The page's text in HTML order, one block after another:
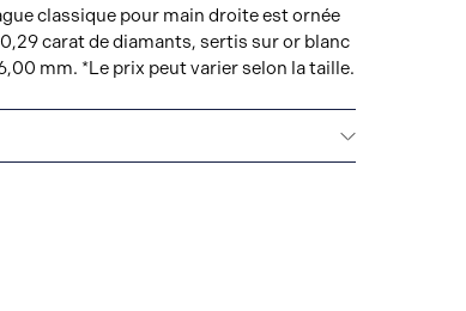
classique pour main droite est ornée
carat de diamants, sertis sur or blanc
mm. *Le prix peut varier selon la taille.